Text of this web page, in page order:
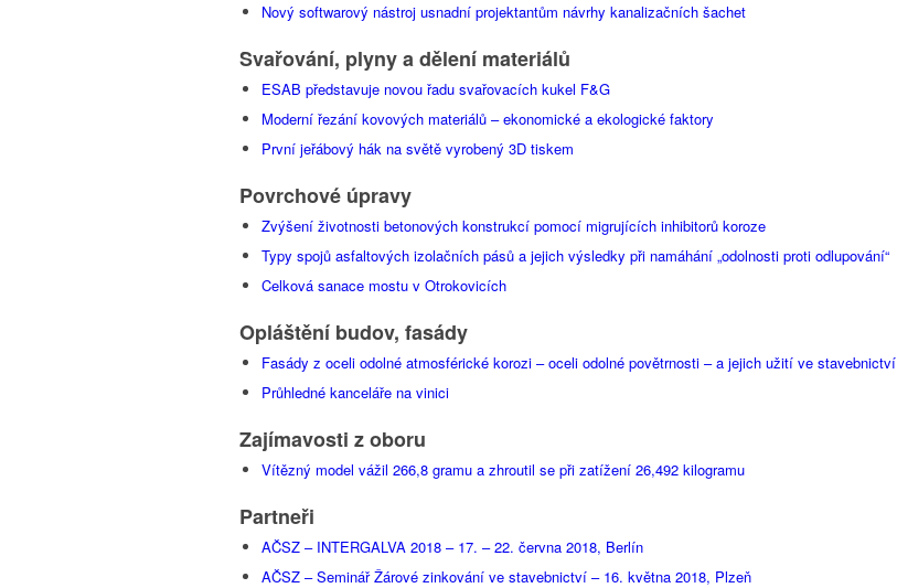
Nový softwarový nástroj usnadní projektantům návrhy kanalizačních šachet
Svařování, plyny a dělení materiálů
ESAB představuje novou řadu svařovacích kukel F&G
Moderní řezání kovových materiálů – ekonomické a ekologické faktory
První jeřábový hák na světě vyrobený 3D tiskem
Povrchové úpravy
Zvýšení životnosti betonových konstrukcí pomocí migrujících inhibitorů koroze
Typy spojů asfaltových izolačních pásů a jejich výsledky při namáhání „odolnosti proti odlupování“
Celková sanace mostu v Otrokovicích
Opláštění budov, fasády
Fasády z oceli odolné atmosférické korozi – oceli odolné povětrnosti – a jejich užití ve stavebnictví
Průhledné kanceláře na vinici
Zajímavosti z oboru
Vítězný model vážil 266,8 gramu a zhroutil se při zatížení 26,492 kilogramu
Partneři
AČSZ – INTERGALVA 2018 – 17. – 22. června 2018, Berlín
AČSZ – Seminář Žárové zinkování ve stavebnictví – 16. května 2018, Plzeň